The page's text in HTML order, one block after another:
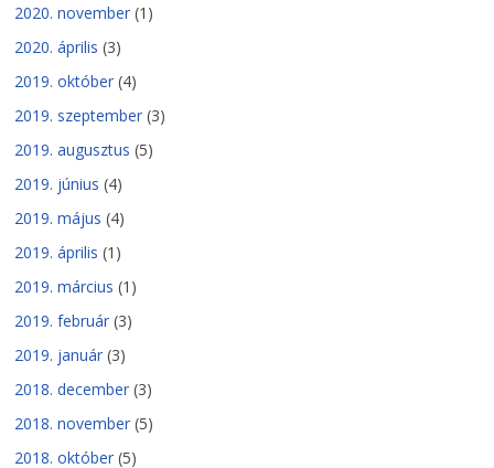
2020. november (1)
2020. április (3)
2019. október (4)
2019. szeptember (3)
2019. augusztus (5)
2019. június (4)
2019. május (4)
2019. április (1)
2019. március (1)
2019. február (3)
2019. január (3)
2018. december (3)
2018. november (5)
2018. október (5)